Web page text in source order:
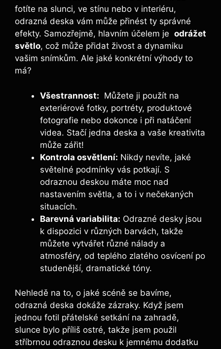
fotíte na slunci,‍ ve stínu nebo v ‌interiéru,
odrazná deska vám může‌ přinést ty ⁤správné‌
efekty.⁢ Samozřejmě, hlavním účelem je ⁣ odrážet
světlo, což může ⁣přidat živost a dynamiku‍
vašim snímkům. ‍Ale jaké konkrétní‌ výhody to⁤
má?
Všestrannost: ​ Můžete ji použít na
exteriérové fotky, portréty, produktové
fotografie‌ nebo dokonce ⁣i při natáčení
videa. Stačí jedna deska a vaše kreativita
může zářit!
Kontrola osvětlení: Nikdy nevíte, jaké
světelné podmínky vás potkají. ‌S‍
odraznou deskou máte moc nad
nastavením světla, a to i⁣ v ‌nečekaných
situacích.
Barevná ‌variabilita: ⁤Odrazné ⁢desky‍ jsou
k dispozici v různých barvách, takže
můžete vytvářet různé nálady a
atmosféry, ⁤od teplého​ zlatého osvícení po
studenější, dramatické tóny.
Nehledě ⁤na ⁤to,⁤ o jaké scéně se ​bavíme,
odrazná ​deska dokáže zázraky. Když⁢ jsem
jednou fotil ‍přátelské setkání na zahradě,
slunce bylo příliš ostré, takže jsem použil⁣
stříbrnou ​odraznou‍ desku k jemnému dodatku